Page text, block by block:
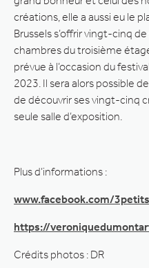
créations, elle a aussi eu le
Brussels s’offrir vingt-cinq
chambres du troisième
prévue à l’occasion du
2023. Il sera alors possible
de découvrir ses vingt-cinq
seule salle d’exposition.
Plus d’informations :
www.facebook.com/
https://
Crédits photos : DR